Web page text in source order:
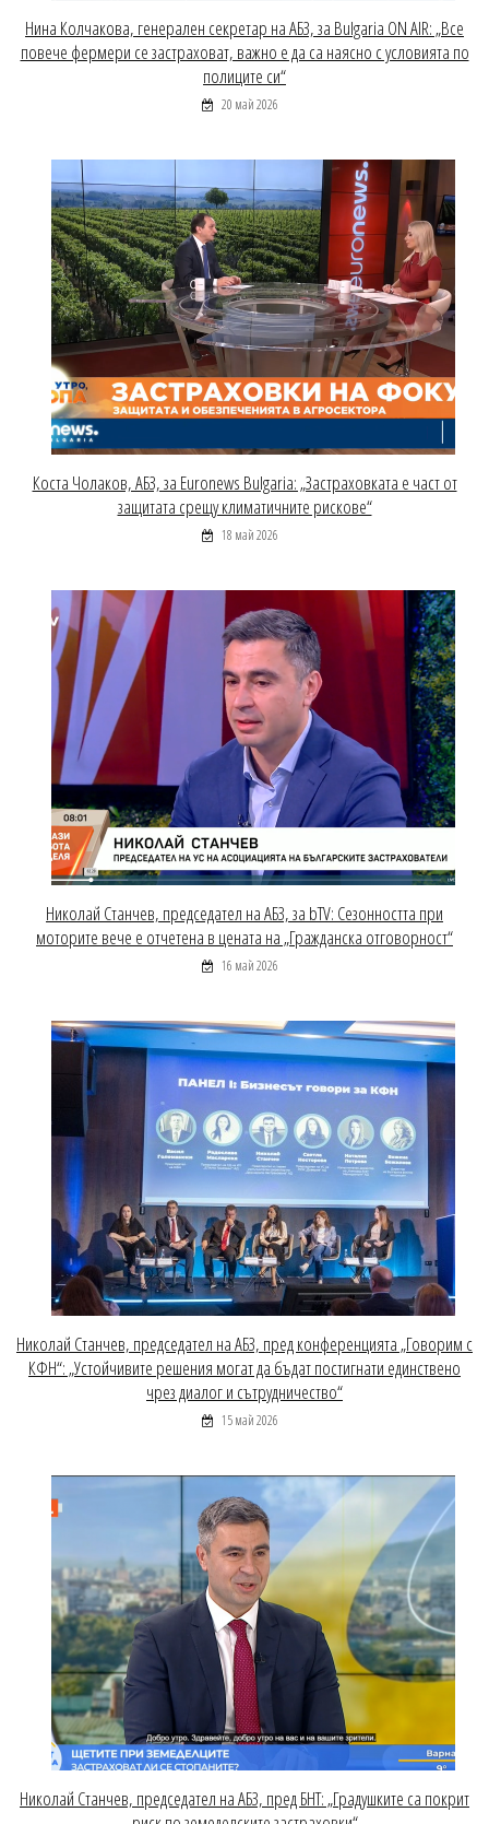
Нина Колчакова, генерален секретар на АБЗ, за Bulgaria ON AIR: „Все
повече фермери се застраховат, важно е да са наясно с условията по
полиците си“
20 май 2026
Коста Чолаков, АБЗ, за Euronews Bulgaria: „Застраховката е част от
защитата срещу климатичните рискове“
18 май 2026
Николай Станчев, председател на АБЗ, за bTV: Сезонността при
моторите вече е отчетена в цената на „Гражданска отговорност“
16 май 2026
Николай Станчев, председател на АБЗ, пред конференцията „Говорим с
КФН“: „Устойчивите решения могат да бъдат постигнати единствено
чрез диалог и сътрудничество“
15 май 2026
Николай Станчев, председател на АБЗ, пред БНТ: „Градушките са покрит